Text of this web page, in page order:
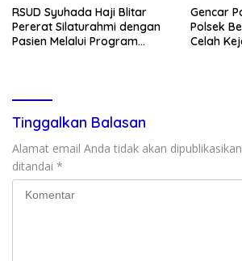
RSUD Syuhada Haji Blitar
Pererat Silaturahmi dengan
Pasien Melalui Program
Gencar
Polsek
Celah
Tinggalkan Balasan
Alamat email Anda tidak akan
ditandai *